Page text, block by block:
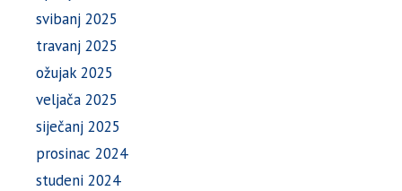
svibanj 2025
travanj 2025
ožujak 2025
veljača 2025
siječanj 2025
prosinac 2024
studeni 2024